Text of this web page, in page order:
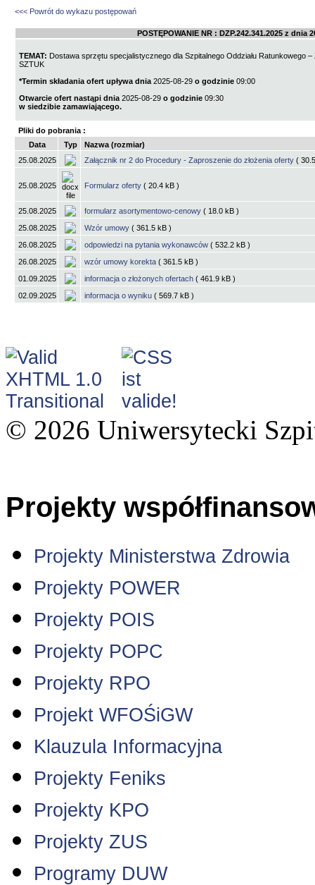
<<< Powrót do wykazu postępowań
POSTĘPOWANIE NR : DZP.242.341.2025 z dnia
TEMAT: Dostawa sprzętu specjalistycznego dla Szpitalnego Oddziału Ratunkowego
SZTUK
*Termin składania ofert upływa dnia 2025-08-29 o godzinie 09:00
Otwarcie ofert nastąpi dnia 2025-08-29 o godzinie 09:30
w siedzibie zamawiającego.
Pliki do pobrania :
Data
Typ
Nazwa (rozmiar)
25.08.2025
Załącznik nr 2 do Procedury - Zaproszenie do złożenia oferty (
25.08.2025 Formularz oferty ( 20.4 kB )
25.08.2025 formularz asortymentowo-cenowy ( 18.0 kB )
25.08.2025
Wzór umowy ( 361.5 kB )
26.08.2025
odpowiedzi na pytania wykonawców ( 532.2 kB )
26.08.2025
wzór umowy korekta ( 361.5 kB )
01.09.2025
informacja o złożonych ofertach ( 461.9 kB )
02.09.2025
informacja o wyniku ( 569.7 kB )
© 2026 Uniwersytecki
Projekty
Projekty Ministerstwa Zdrowia
Projekty POWER
Projekty POIS
Projekty POPC
Projekty RPO
Projekt WFOŚiGW
Klauzula Informacyjna
Projekty Feniks
Projekty KPO
Projekty ZUS
Programy DUW